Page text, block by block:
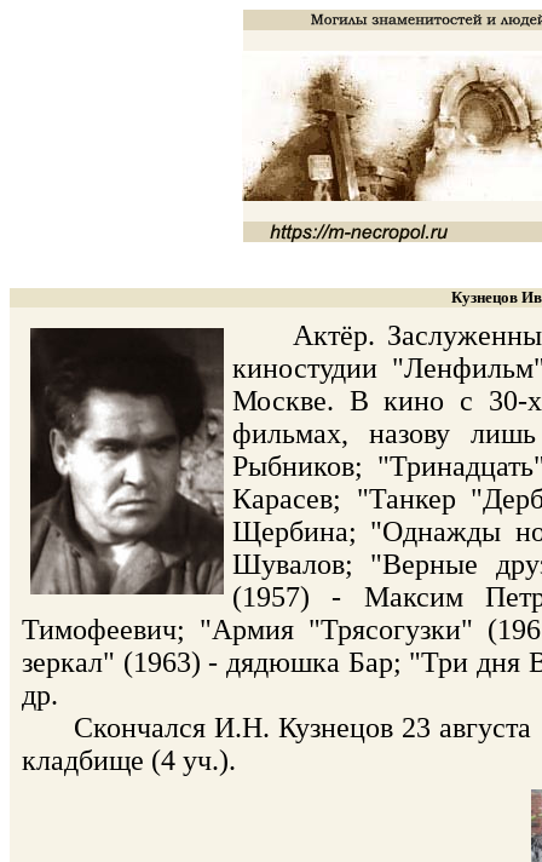
Кузнецов
Актёр. Заслуженный
киностудии
Москве. В кино с 30-х
фильмах, назову
Рыбников;
Карасев; "Танкер
Щербина; "Однажды
Шувалов; "Верные
(1957) - Максим
Тимофеевич; "Армия "Трясогузки"
зеркал" (1963) - дядюшка Бар; "Три
др.
Скончался И.Н. Кузнецов 23 августа
кладбище (4 уч.).